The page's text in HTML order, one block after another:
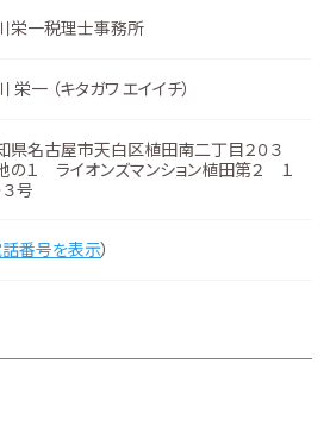
栄一税理士事務所
栄一 （キタガワ エイイチ）
県名古屋市天白区植田南二丁目２０３
の１ ライオンズマンション植田第２ １
３号
番号を表示）